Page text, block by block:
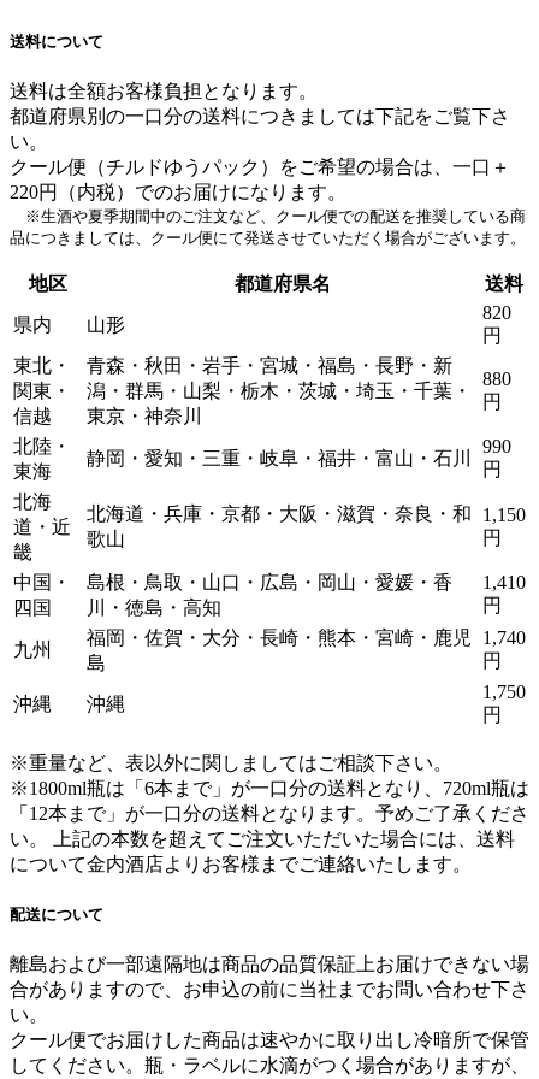
送料について
送料は全額お客様負担となります。
都道府県別の一口分の送料につきましては下記をご覧下さ
い。
クール便（チルドゆうパック）をご希望の場合は、一口＋
220円（内税）でのお届けになります。
※生酒や夏季期間中のご注文など、クール便での配送を推奨している商
品につきましては、クール便にて発送させていただく場合がございます。
地区 都道府県名
送料
県内
山形
820
円
東北・
関東・
信越
青森・秋田・岩手・宮城・福島・長野・新
潟・群馬・山梨・栃木・茨城・埼玉・千葉・
東京・神奈川
880
円
北陸・
東海
静岡・愛知・三重・岐阜・福井・富山・石川
990
円
北海
道・近
畿
北海道・兵庫・京都・大阪・滋賀・奈良・和
歌山
1,150
円
中国・
四国
島根・鳥取・山口・広島・岡山・愛媛・香
川・徳島・高知
1,410
円
九州
福岡・佐賀・大分・長崎・熊本・宮崎・鹿児
島
1,740
円
沖縄 沖縄
1,750
円
※重量など、表以外に関しましてはご相談下さい。
※1800ml瓶は「6本まで」が一口分の送料となり、720ml瓶は
「12本まで」が一口分の送料となります。 予めご了承くださ
い。 上記の本数を超えてご注文いただいた場合には、送料
について金内酒店よりお客様までご連絡いたします。
配送について
離島および一部遠隔地は商品の品質保証上お届けできない場
合がありますので、お申込の前に当社までお問い合わせ下さ
い。
クール便でお届けした商品は速やかに取り出し冷暗所で保管
してください。瓶・ラベルに水滴がつく場合がありますが、